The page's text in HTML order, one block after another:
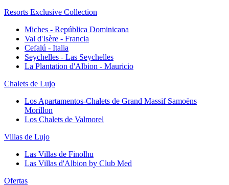
Resorts Exclusive Collection
Miches - República Dominicana
Val d'Isère - Francia
Cefalú - Italia
Seychelles - Las Seychelles
La Plantation d'Albion - Mauricio
Chalets de Lujo
Los Apartamentos-Chalets de Grand Massif Samoëns
Morillon
Los Chalets de Valmorel
Villas de Lujo
Las Villas de Finolhu
Las Villas d'Albion by Club Med
Ofertas